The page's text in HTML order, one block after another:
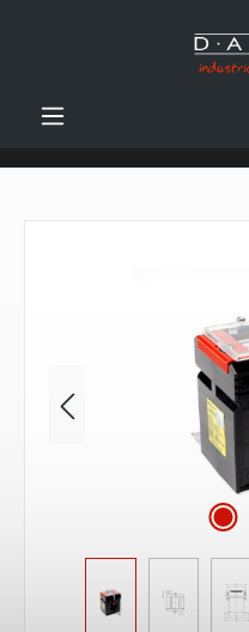
Zum Hauptinhalt springen